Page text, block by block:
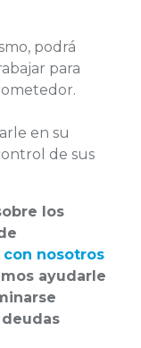
podrá
para
en su
de sus
los
nosotros
ayudarle